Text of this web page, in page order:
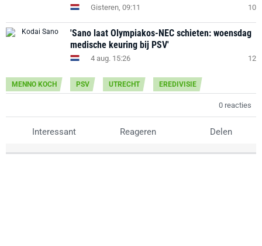
Gisteren, 09:11 10
'Sano laat Olympiakos-NEC schieten: woensdag
medische keuring bij PSV'
4 aug. 15:26 12
MENNO KOCH PSV UTRECHT EREDIVISIE
0 reacties
Interessant Reageren Delen